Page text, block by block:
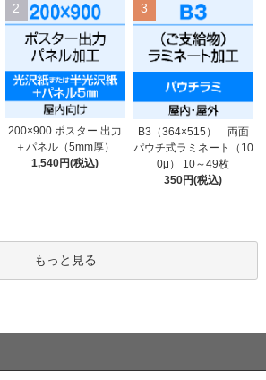
2
200×900 ポスター 出力
＋パネル（5mm厚）
1,540円(税込)
3
B3（364×515） 両面
パウチ式ラミネート（10
0μ） 10～49枚
350円(税込)
もっと見る